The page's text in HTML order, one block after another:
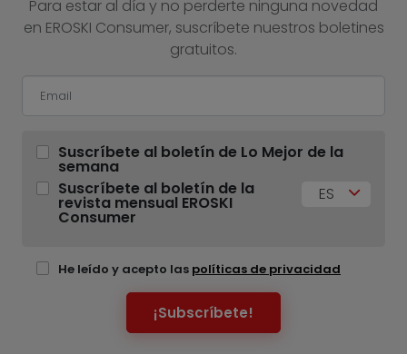
Para estar al día y no perderte ninguna novedad
en EROSKI Consumer, suscríbete nuestros boletines
gratuitos.
Suscríbete al boletín de Lo Mejor de la
semana
Suscríbete al boletín de la
revista mensual EROSKI
Consumer
ES
He leído y acepto las políticas de privacidad
¡Subscríbete!